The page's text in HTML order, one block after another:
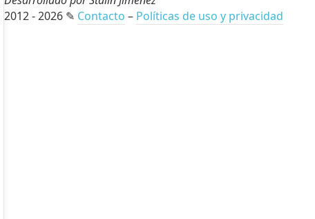
2012 - 2026 ✎ Contacto – Políticas de uso y privacidad